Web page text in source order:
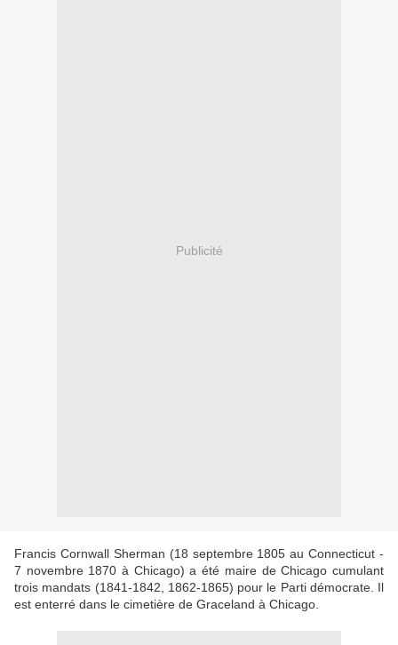
Publicité
Francis Cornwall Sherman (18 septembre 1805 au Connecticut -
7 novembre 1870 à Chicago) a été maire de Chicago cumulant
trois mandats (1841-1842, 1862-1865) pour le Parti démocrate. Il
est enterré dans le cimetière de Graceland à Chicago.